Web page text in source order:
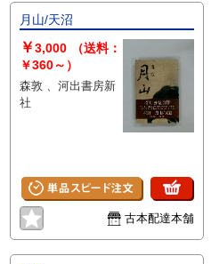
月山/天沼
￥3,000
（送料：
￥360～）
森敦 、河出書房新
社
古本配達本舗